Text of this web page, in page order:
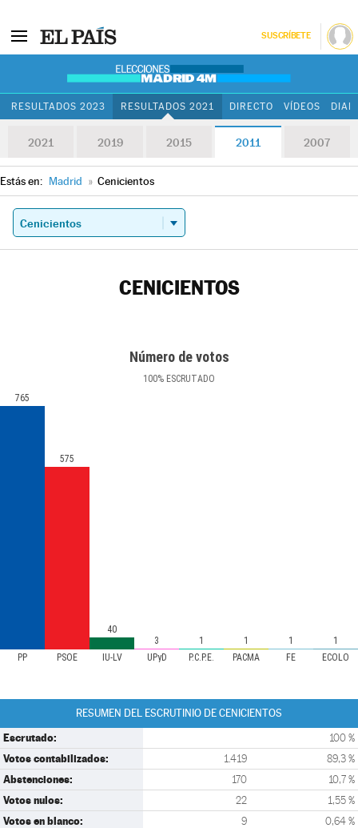
SUSCRÍBETE
RESULTADOS 2023 RESULTADOS 2021 DIRECTO VÍDEOS
2021 2019 2015 2011 2007
Estás en: Madrid » Cenicientos
CENICIENTOS
Número de votos
100% ESCRUTADO
PP PSOE IU-LV UPyD P.C.P.E. PACMA FE ECOLO
765
575
40
3
1 1 1 1
RESUMEN DEL ESCRUTINIO DE CENICIENTOS
Escrutado: 100 %
Votos contabilizados: 1.419 89,3 %
Abstenciones: 170 10,7 %
Votos nulos: 22 1,55 %
Votos en blanco: 9 0,64 %